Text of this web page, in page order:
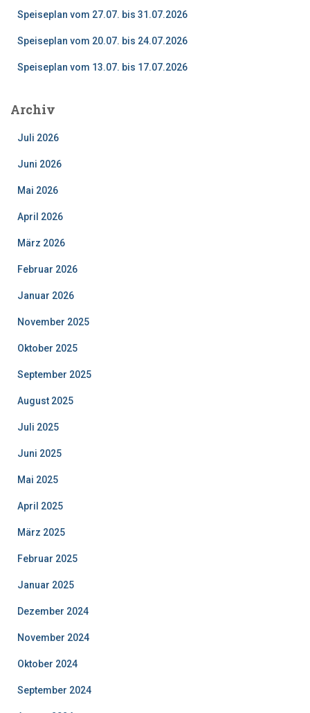
Speiseplan vom 27.07. bis 31.07.2026
Speiseplan vom 20.07. bis 24.07.2026
Speiseplan vom 13.07. bis 17.07.2026
Archiv
Juli 2026
Juni 2026
Mai 2026
April 2026
März 2026
Februar 2026
Januar 2026
November 2025
Oktober 2025
September 2025
August 2025
Juli 2025
Juni 2025
Mai 2025
April 2025
März 2025
Februar 2025
Januar 2025
Dezember 2024
November 2024
Oktober 2024
September 2024